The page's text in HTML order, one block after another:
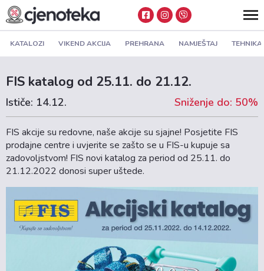
KATALOZI VIKEND AKCIJA PREHRANA NAMJEŠTAJ TEHNIKA
FIS katalog od 25.11. do 21.12.
Ističe: 14.12. Sniženje do: 50%
FIS akcije su redovne, naše akcije su sjajne! Posjetite FIS
prodajne centre i uvjerite se zašto se u FIS-u kupuje sa
zadovoljstvom! FIS novi katalog za period od 25.11. do
21.12.2022 donosi super uštede.